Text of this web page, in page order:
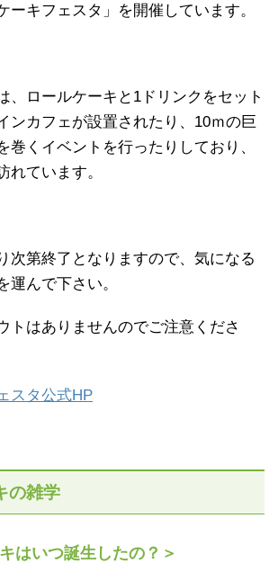
ーキフェスタ」を開催しています。
、ロールケーキと1ドリンクをセット
ンカフェが設置されたり、10ｍの巨
巻くイベントを行ったりしており、
れています。
次第終了となりますので、気になる
運んで下さい。
トはありませんのでご注意くださ
スタ公式HP
の雑学
はいつ誕生したの？＞